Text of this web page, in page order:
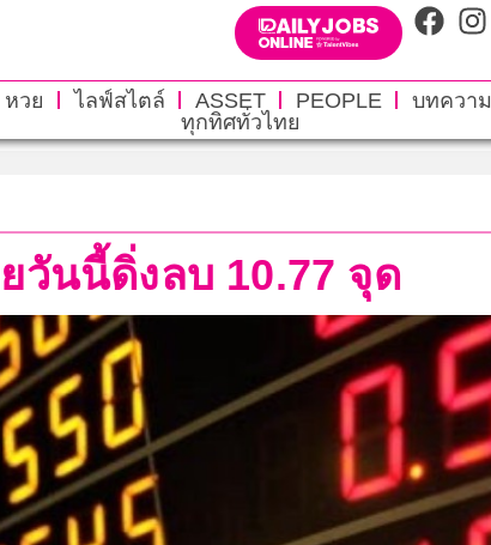
หวย ไลฟ์สไตล์ ASSET PEOPLE บทความ
ทุกทิศทั่วไทย
วันนี้ดิ่งลบ 10.77 จุด